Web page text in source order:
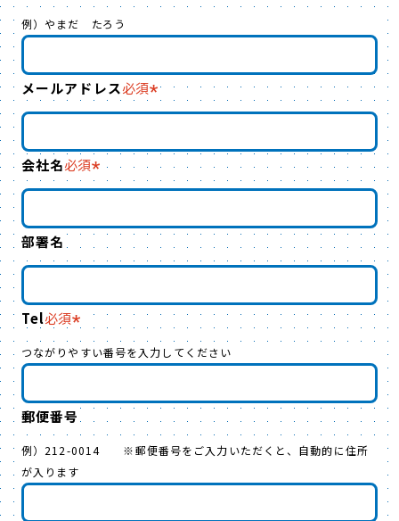
ます。
個人情報の開示、訂正、追加または削
除、利用停止等の申出等について
止等の申出等につきましては、当社HP上の「プ
ライバシーポリシー」（https://www.ntt-
き、プライバシーポリシーに関するお問い合わ
せフォームよりご連絡ください。
個人情報の提供の任意性について
お問い合わせの際、個人情報のご提供はお客様
報が確認できない場合は、お問い合わせ内容に
ご対応しかねる場合がございます。
例）やまだ たろう
メールアドレス必須
会社名必須
部署名
Tel必須
つながりやすい番号を入力してください
郵便番号
例）212-0014 ※郵便番号をご入力いただくと、自動的に住所
が入ります